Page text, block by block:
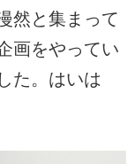
然と集まって
画をやってい
た。はいは